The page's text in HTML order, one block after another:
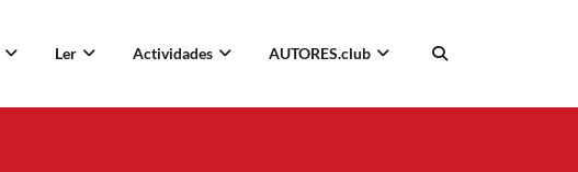
Ler Actividades AUTORES.club